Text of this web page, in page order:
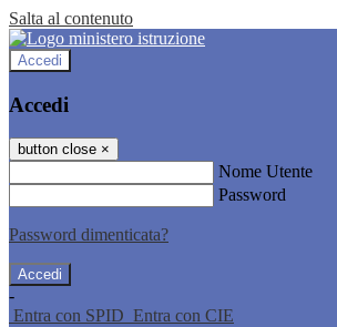
Salta al contenuto
Accedi
Accedi
button close ×
Nome Utente
Password
Password dimenticata?
-
Entra con SPID Entra con CIE